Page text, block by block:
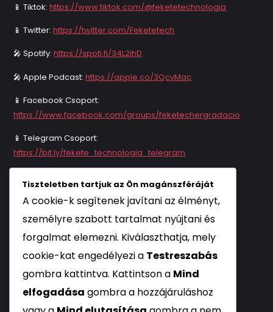
📱 Tiktok:https://www.tiktok.com/@feketetechnologia
📱 Twitter:https://twitter.com/Feketetech
🎤 Spotify:https://spoti.fi/34L2ihD
🎤 Apple Podcast:https://apple.co/3QcvMac
📱 Facebook Csoport:
https://www.facebook.com/groups/feketechergradacio
📱 Telegram Csoport:
https://bit.ly/fekete_technologia_telegram
https://bit.ly/fekete_technologia_viber
🎵 Intro: Kamal Keila – Agricultural revolution REMIX 🎵
***
ADATOK
Tiszteletben tartjuk az Ön magánszféráját
A cookie-k segítenek javítani az élményt,
személyre szabott tartalmat nyújtani és
forgalmat elemezni. Kiválaszthatja, mely
cookie-kat engedélyezi a Testreszabás
gombra kattintva. Kattintson a Mind
elfogadása gombra a hozzájáruláshoz